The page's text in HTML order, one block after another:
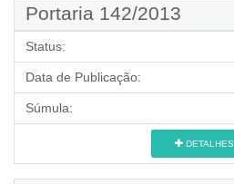
Portaria 142/2013
Status:
Data de Publicação:
Súmula:
DETALHES